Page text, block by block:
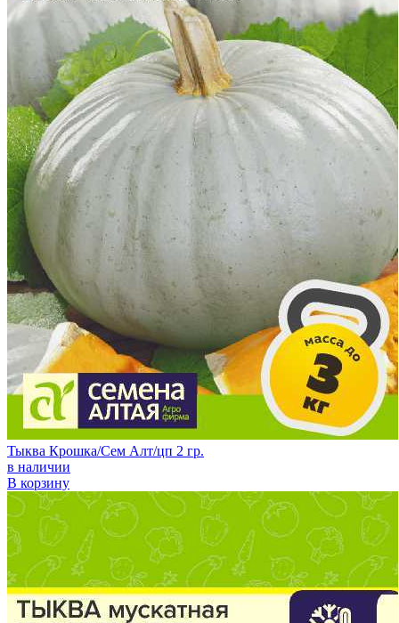
Тыква Крошка/Сем Алт/цп 2 гр.
в наличии
В корзину